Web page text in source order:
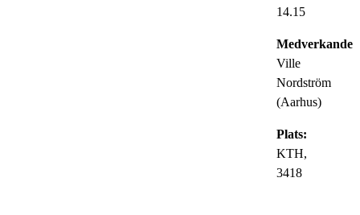
14.15
Medverkande:
Ville
Nordström
(Aarhus)
Plats:
KTH,
3418